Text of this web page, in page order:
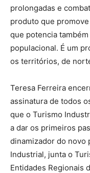
prolongadas e
produto que
que potencia
populacional. É um
os territórios, de
Teresa Ferreira
assinatura de todos
que o Turismo
a dar os primeiros
dinamizador do novo
Industrial, junta o
Entidades Regionais